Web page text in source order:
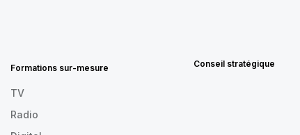
FR
Formations sur-mesure
TV
Radio
Conseil stratégique